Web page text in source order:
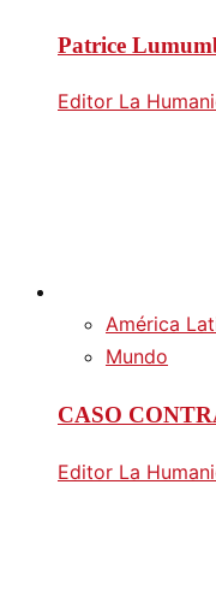
Patrice
Editor La
América
Mundo
CASO
Editor La